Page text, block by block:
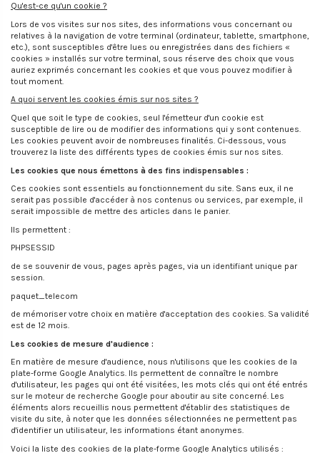
Qu'est-ce qu'un cookie ?
Lors de vos visites sur nos sites, des informations vous concernant ou
relatives à la navigation de votre terminal (ordinateur, tablette, smartphone,
etc.), sont susceptibles d'être lues ou enregistrées dans des fichiers «
cookies » installés sur votre terminal, sous réserve des choix que vous
auriez exprimés concernant les cookies et que vous pouvez modifier à
tout moment.
A quoi servent les cookies émis sur nos sites ?
Quel que soit le type de cookies, seul l'émetteur d'un cookie est
susceptible de lire ou de modifier des informations qui y sont contenues.
Les cookies peuvent avoir de nombreuses finalités. Ci-dessous, vous
trouverez la liste des différents types de cookies émis sur nos sites.
Les cookies que nous émettons à des fins indispensables :
Ces cookies sont essentiels au fonctionnement du site. Sans eux, il ne
serait pas possible d'accéder à nos contenus ou services, par exemple, il
serait impossible de mettre des articles dans le panier.
Ils permettent :
PHPSESSID
de se souvenir de vous, pages après pages, via un identifiant unique par
session.
paquet_telecom
de mémoriser votre choix en matière d'acceptation des cookies. Sa validité
est de 12 mois.
Les cookies de mesure d'audience :
En matière de mesure d'audience, nous n'utilisons que les cookies de la
plate-forme Google Analytics. Ils permettent de connaître le nombre
d'utilisateur, les pages qui ont été visitées, les mots clés qui ont été entrés
sur le moteur de recherche Google pour aboutir au site concerné. Les
éléments alors recueillis nous permettent d'établir des statistiques de
visite du site, à noter que les données sélectionnées ne permettent pas
d'identifier un utilisateur, les informations étant anonymes.
Voici la liste des cookies de la plate-forme Google Analytics utilisés :